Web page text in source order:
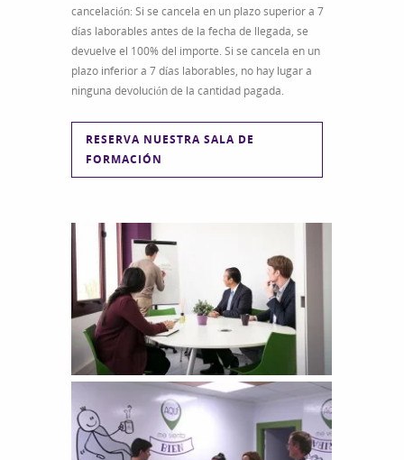
cancelación: Si se cancela en un plazo superior a 7
días laborables antes de la fecha de llegada, se
devuelve el 100% del importe. Si se cancela en un
plazo inferior a 7 días laborables, no hay lugar a
ninguna devolución de la cantidad pagada.
RESERVA NUESTRA SALA DE
FORMACIÓN